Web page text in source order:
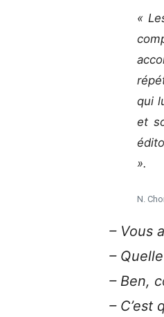
«
qui
et
».
N.
– Vous
–
– Ben,
– C’est